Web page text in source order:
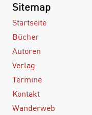
Sitemap
Startseite
Bücher
Autoren
Verlag
Termine
Kontakt
Wanderweb